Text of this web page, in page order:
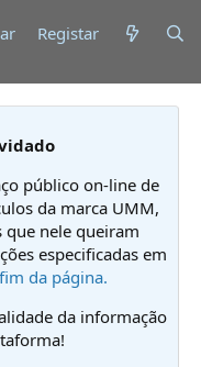
Registar
público on-line de
da marca UMM,
que nele queiram
especificadas em
da página.
da informação